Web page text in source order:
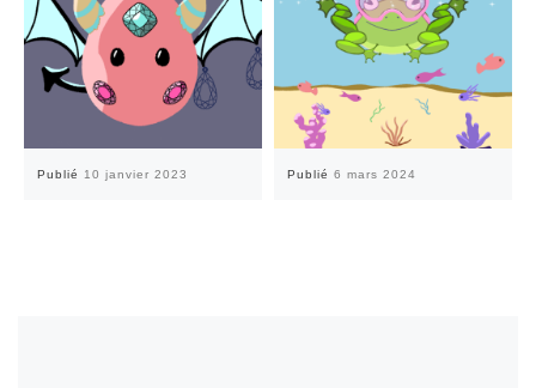
Publié 10 janvier 2023 Publié 6 mars 2024